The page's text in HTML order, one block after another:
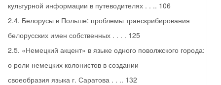
культурной информации в путеводителях . . .. 106
2.4. Белорусы в Польше: проблемы транскрибирования
белорусских имен собственных . . . . 125
2.5. «Немецкий акцент» в языке одного поволжского города:
о роли немецких колонистов в создании
своеобразия языка г. Саратова . . .. 132